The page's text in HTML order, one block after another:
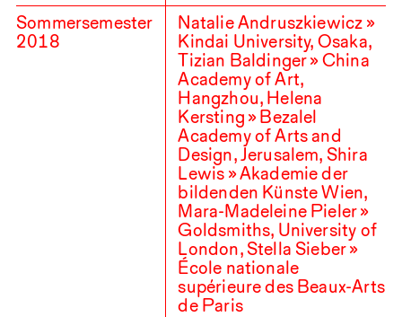
Sommersemester
2018
Natalie Andruszkiewicz »
Kindai University, Osaka,
Tizian Baldinger » China
Academy of Art,
Hangzhou, Helena
Kersting » Bezalel
Academy of Arts and
Design, Jerusalem, Shira
Lewis » Akademie der
bildenden Künste Wien,
Mara-Madeleine Pieler »
Goldsmiths, University of
London, Stella Sieber »
École nationale
supérieure des Beaux-Arts
de Paris